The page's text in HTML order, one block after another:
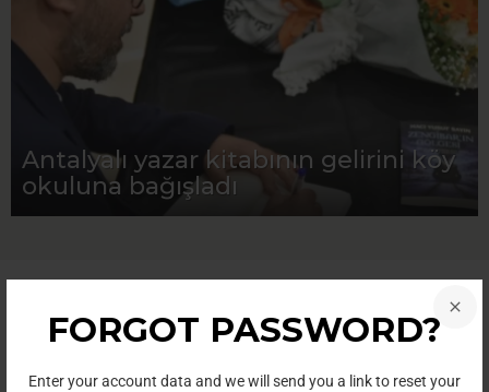
FORGOT PASSWORD?
Enter your account data and we will send you a link to reset your
Antalyalı yazar kitabının gelirini köy
okuluna bağışladı
KIM KIMDIR?